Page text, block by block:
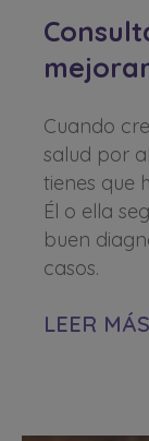
Cuando
salud por
tienes que
Él o ella
buen
casos.
LEER